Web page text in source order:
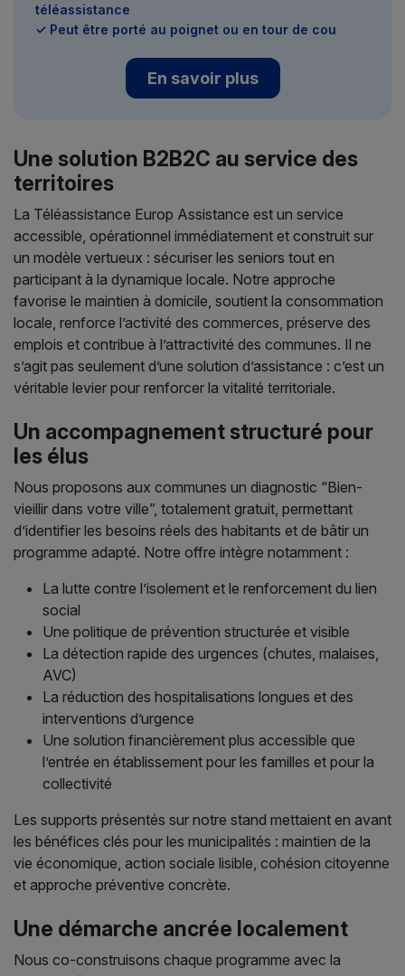
téléassistance
✓ Peut être porté au poignet ou en tour de cou
En savoir plus
Une solution B2B2C au service des
territoires
La Téléassistance Europ Assistance est un service
accessible, opérationnel immédiatement et construit sur
un modèle vertueux : sécuriser les seniors tout en
participant à la dynamique locale. Notre approche
favorise le maintien à domicile, soutient la consommation
locale, renforce l’activité des commerces, préserve des
emplois et contribue à l’attractivité des communes. Il ne
s’agit pas seulement d’une solution d’assistance : c’est un
véritable levier pour renforcer la vitalité territoriale.
Un accompagnement structuré pour
les élus
Nous proposons aux communes un diagnostic “Bien-
vieillir dans votre ville”, totalement gratuit, permettant
d’identifier les besoins réels des habitants et de bâtir un
programme adapté. Notre offre intègre notamment :
La lutte contre l’isolement et le renforcement du lien
social
Une politique de prévention structurée et visible
La détection rapide des urgences (chutes, malaises,
AVC)
La réduction des hospitalisations longues et des
interventions d’urgence
Une solution financièrement plus accessible que
l’entrée en établissement pour les familles et pour la
collectivité
Les supports présentés sur notre stand mettaient en avant
les bénéfices clés pour les municipalités : maintien de la
vie économique, action sociale lisible, cohésion citoyenne
et approche préventive concrète.
Une démarche ancrée localement
Nous co-construisons chaque programme avec la